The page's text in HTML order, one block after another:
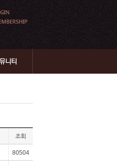
조회
80504